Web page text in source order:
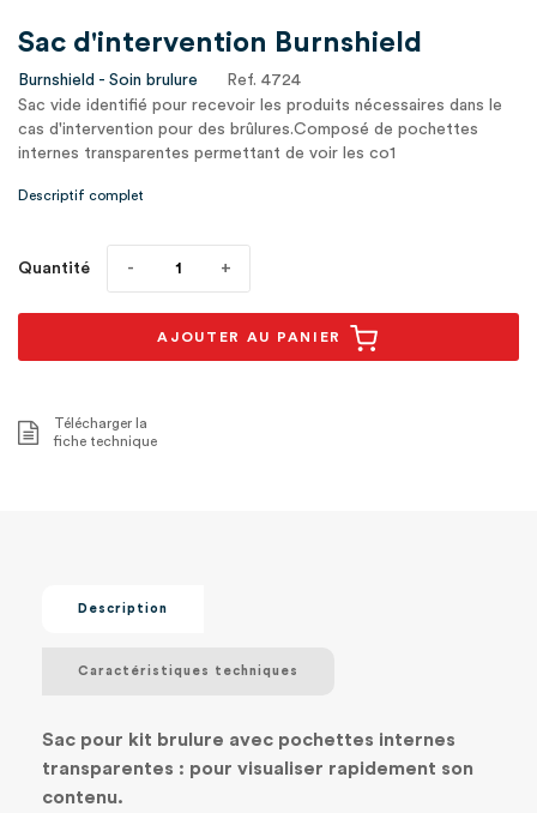
Sac d'intervention Burnshield
Burnshield - Soin brulure
Ref. 4724
Sac vide identifié pour recevoir les produits nécessaires dans le
cas d'intervention pour des brûlures.Composé de pochettes
internes transparentes permettant de voir les co1
Descriptif complet
Quantité
AJOUTER AU PANIER
Télécharger la
fiche technique
Description
Caractéristiques techniques
Sac pour kit brulure avec pochettes internes
transparentes : pour visualiser rapidement son
contenu.